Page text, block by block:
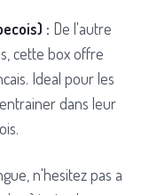
: De l'autre
cette box offre
Ideal pour les
dans leur
n'hesitez pas a